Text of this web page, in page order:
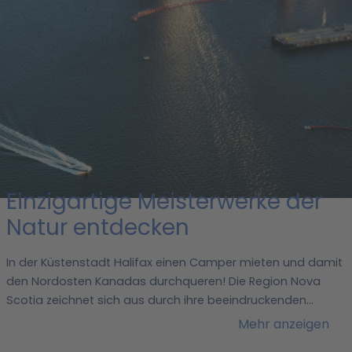
Nova Scotia / Halifax
Wohnmobil
mieten in Halifax
Einzigartige Meisterwerke der
Natur entdecken
In der Küstenstadt Halifax einen Camper mieten und damit
den Nordosten Kanadas durchqueren! Die Region Nova
Scotia zeichnet sich aus durch ihre beeindruckenden
Landschaften mit tiefgrünen, dichten Wäldern,Mehr anzeigen